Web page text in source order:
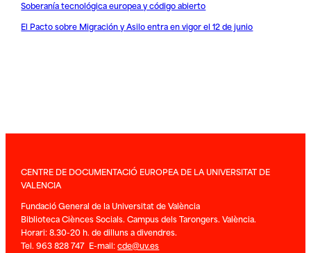
Soberanía tecnológica europea y código abierto
El Pacto sobre Migración y Asilo entra en vigor el 12 de junio
CENTRE DE DOCUMENTACIÓ EUROPEA DE LA UNIVERSITAT DE
VALENCIA
Fundació General de la Universitat de València
Biblioteca Ciènces Socials. Campus dels Tarongers. València.
Horari: 8.30-20 h. de dilluns a divendres.
Tel. 963 828 747 E-mail:cde@uv.es